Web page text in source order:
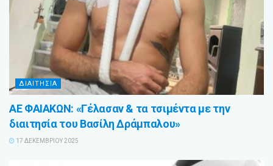
ΔΙΑΙΤΗΣΙΑ
ΑΕ ΦΑΙΑΚΩΝ: «Γέλασαν & τα τσιμέντα με την
διαιτησία του Βασίλη Δράμπαλου»
17 ΔΕΚΕΜΒΡΊΟΥ 2025